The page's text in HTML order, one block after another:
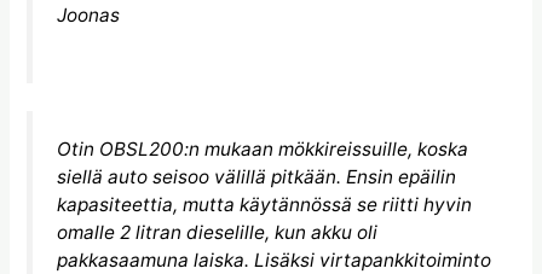
Joonas
Otin OBSL200:n mukaan mökkireissuille, koska
siellä auto seisoo välillä pitkään. Ensin epäilin
kapasiteettia, mutta käytännössä se riitti hyvin
omalle 2 litran dieselille, kun akku oli
pakkasaamuna laiska. Lisäksi virtapankkitoiminto